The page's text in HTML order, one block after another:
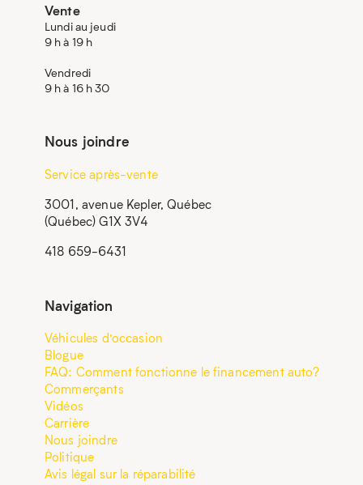
Vente
Lundi au jeudi
9 h à 19 h
Vendredi
9 h à 16 h 30
Nous joindre
Service après-vente
3001, avenue Kepler, Québec
(Québec) G1X 3V4
418 659-6431
Navigation
Véhicules d’occasion
Blogue
FAQ: Comment fonctionne le financement auto?
Commerçants
Vidéos
Carrière
Nous joindre
Politique
Avis légal sur la réparabilité